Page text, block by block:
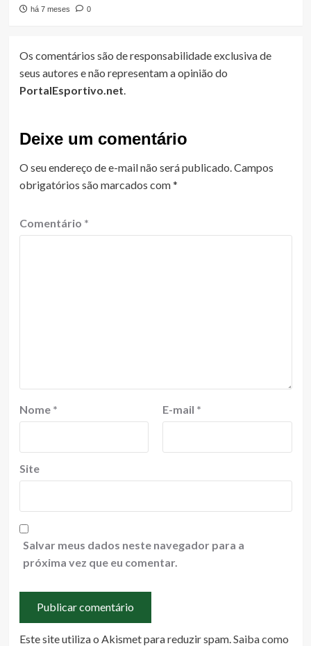
há 7 meses 0
Os comentários são de responsabilidade exclusiva de
seus autores e não representam a opinião do
PortalEsportivo.net.
Deixe um comentário
O seu endereço de e-mail não será publicado.Campos
obrigatórios são marcados com*
Comentário *
Nome * E-mail *
Site
Salvar meus dados neste navegador para a
próxima vez que eu comentar.
Este site utiliza o Akismet para reduzir spam.Saiba como